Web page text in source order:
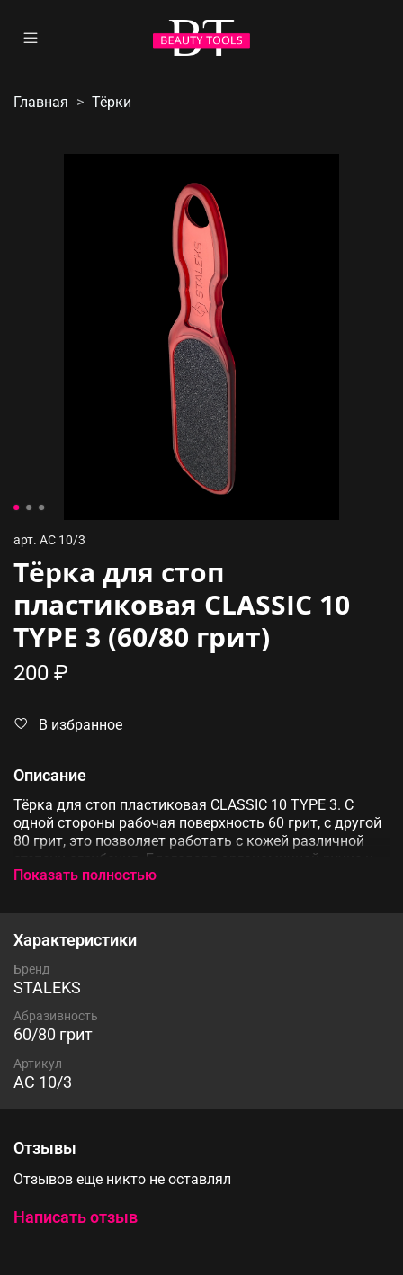
Главная Тёрки
арт. AC 10/3
Тёрка для стоп
пластиковая CLASSIC 10
TYPE 3 (60/80 грит)
200 ₽
В избранное
Описание
Тёрка для стоп пластиковая CLASSIC 10 TYPE 3. С
одной стороны рабочая поверхность 60 грит, с другой
80 грит, это позволяет работать с кожей различной
степени огрубения. Благодаря эргономичной ручке и
увеличенной площади абразивной поверхности
Показать полностью
Характеристики
Бренд
STALEKS
Абразивность
60/80 грит
Артикул
AC 10/3
Отзывы
Отзывов еще никто не оставлял
Написать отзыв